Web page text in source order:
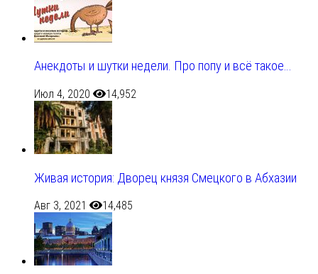
Анекдоты и шутки недели. Про попу и всё такое…
Июл 4, 2020 14,952
Живая история: Дворец князя Смецкого в Абхазии
Авг 3, 2021 14,485